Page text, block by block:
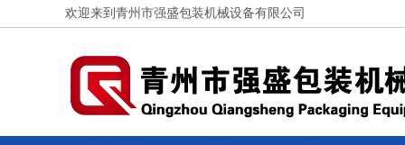
欢迎来到青州市强盛包装机械设备有限公司